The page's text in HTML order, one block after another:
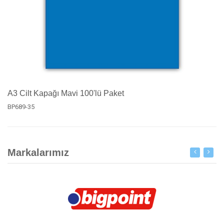
A3 Cilt Kapağı Mavi 100'lü Paket
BP689-35
Markalarımız